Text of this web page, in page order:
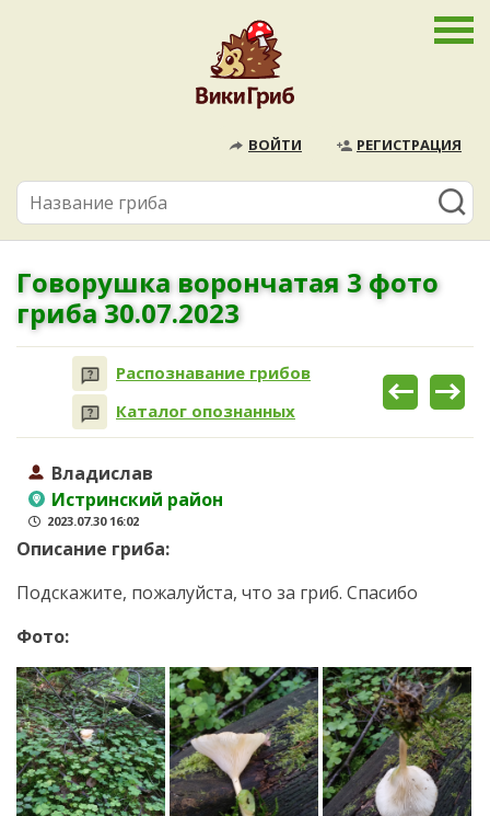
ВОЙТИ РЕГИСТРАЦИЯ
Говорушка ворончатая 3 фото
гриба 30.07.2023
Распознавание грибов
Каталог опознанных
Владислав
Истринский район
2023.07.30 16:02
Описание гриба:
Подскажите, пожалуйста, что за гриб. Спасибо
Фото: